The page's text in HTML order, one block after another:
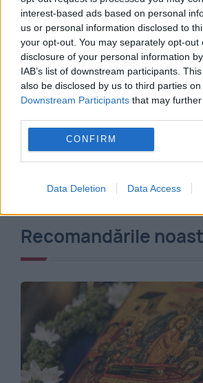
interest-based ads based on personal
us or personal information disclosed to
your opt-out. You may separately opt-out
disclosure of your personal information
IAB’s list of downstream participants.
also be disclosed by us to third parties on
Downstream Participants that may
CONFIRM
Data Deletion Data Access
Recomandările